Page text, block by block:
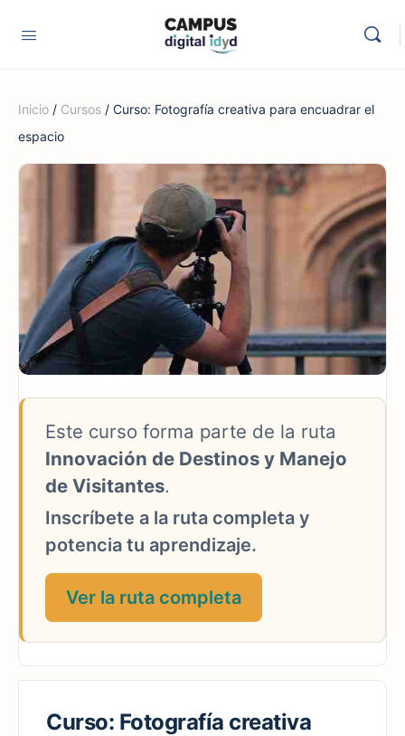
Inicio / Cursos / Curso: Fotografía creativa para encuadrar el
espacio
Este curso forma parte de la ruta
Innovación de Destinos y Manejo
de Visitantes.
Inscríbete a la ruta completa y
potencia tu aprendizaje.
Ver la ruta completa
Curso: Fotografía creativa